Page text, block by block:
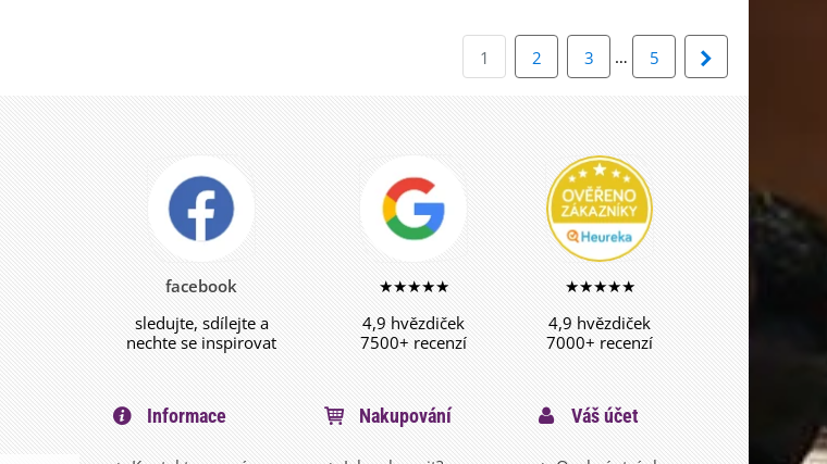
1 2 3 … 5
facebook
sledujte, sdílejte a
nechte se inspirovat
★★★★★
4,9 hvězdiček
7500+ recenzí
★★★★★
4,9 hvězdiček
7000+ recenzí
Informace Nakupování Váš účet